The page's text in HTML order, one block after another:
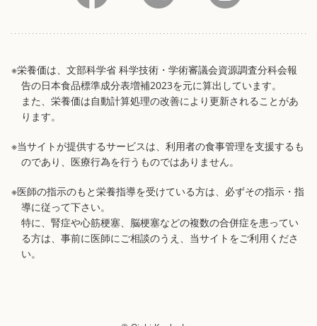
※栄養価は、文部科学省 科学技術・学術審議会資源調査分科会報
告の日本食品標準成分表増補2023を元に算出しています。
また、栄養価は自動計算処理の改善により更新されることがあ
ります。
※当サイトが提供するサービスは、利用者の食事管理を支援するも
のであり、医療行為を行うものではありません。
※医師の指示のもと栄養指導を受けている方は、必ずその指示・指
導に従って下さい。
特に、腎症や心筋梗塞、脳梗塞などの複数の合併症を患ってい
る方は、事前に医師にご相談のうえ、当サイトをご利用くださ
い。